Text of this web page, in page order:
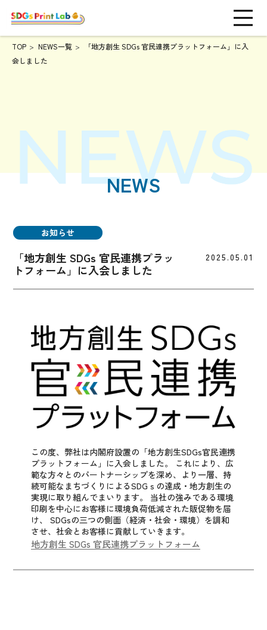
TOP NEWS一覧
「地方創生 SDGs 官民連携プラットフォーム」に入
会しました
NEWS
お知らせ
「地方創生 SDGs 官民連携プラッ
トフォーム」に入会しました
2025.05.01
この度、弊社は内閣府設置の「地方創生SDGs官民連携
プラットフォーム」に入会しました。
これにより、広
範な方々とのパートナーシップを深め、より一層、持
続可能なまちづくりによるSDGｓの達成・地方創生の
実現に取り組んでまいります。
当社の強みである環境
印刷を中心にお客様に環境負荷低減された販促物を届
け、
SDGsの三つの側面（経済・社会・環境）を調和
させ、社会とお客様に貢献していきます。
地方創生 SDGs 官民連携プラットフォーム